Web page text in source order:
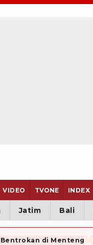
VIDEO TVONE INDEX
Jatim Bali
Bentrokan di Menteng